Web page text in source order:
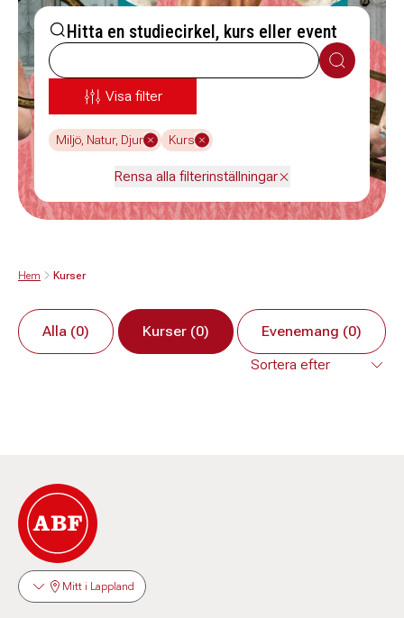
Hitta en studiecirkel, kurs eller event
Sök
Visa filter
Miljö, Natur, Djur Kurs
Rensa alla filterinställningar
Hem Kurser
Alla (0) Kurser (0) Evenemang (0)
Mitt i Lappland